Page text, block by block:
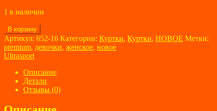
1 в наличии
Количество
товара
Куртка
женская
Ultrasport
размер
В корзину
Артикул: 652-16 Категории: Куртки, Куртки, НОВОЕ Метки:
premium, девочки, женское, новое
Ultrasport
Описание
Детали
Отзывы (0)